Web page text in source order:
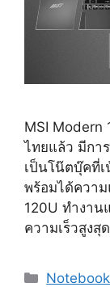
MSI Modern
ไทยแล้ว มีกา
เป็นโน๊ตบุ๊คที่
พร้อมได้ความ
120U ทำงาน
ความเร็วสูงสุ